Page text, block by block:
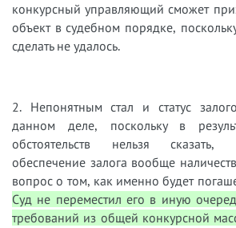
конкурсный управляющий сможет
объект в судебном порядке,
сделать не удалось.
2. Непонятным стал и статус
данном деле, поскольку в
обстоятельств нельзя
обеспечение залога вообще
вопрос о том, как именно будет
Суд не переместил его в иную
требований из общей конкурсной